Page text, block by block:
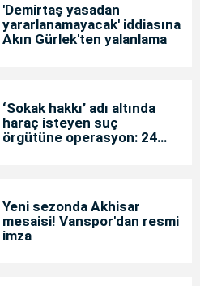
'Demirtaş yasadan
yararlanamayacak' iddiasına
Akın Gürlek'ten yalanlama
‘Sokak hakkı’ adı altında
haraç isteyen suç
örgütüne operasyon: 24
Yeni sezonda Akhisar
mesaisi! Vanspor'dan resmi
imza